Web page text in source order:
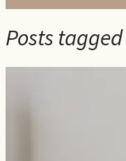
Posts tagged